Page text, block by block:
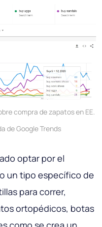
compra de zapatos en EE.
de Google Trends
optar por el
un tipo específico de
para correr,
ortopédicos, botas